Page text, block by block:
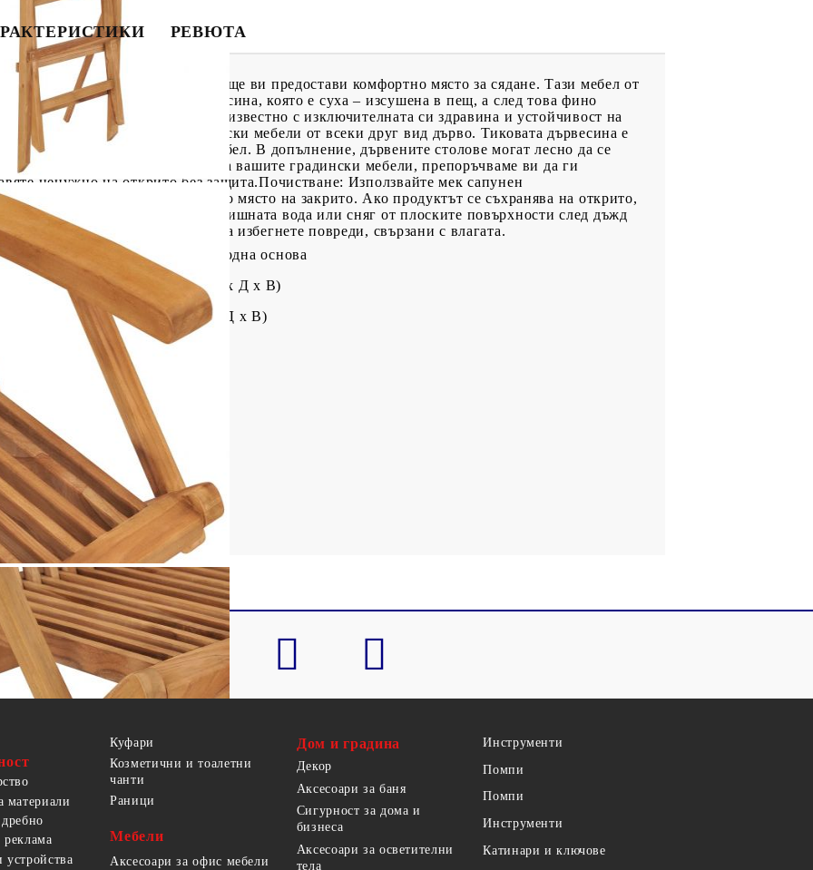
РЕВЮТА
семпъл, но елегантен дизайн ще ви предостави комфортно място за сядане. Тази мебел от
тикова твърда дървесина, която е суха – изсушена в пещ, а след това фино
гладък вид. Тиковото дърво е известно с изключителната си здравина и устойчивост на
далеч по-подходящо за градински мебели от всеки друг вид дърво. Тиковата дървесина е
дълготрайна градинска мебел. В допълнение, дървените столове могат лесно да се
За да удължите живота на вашите градински мебели, препоръчваме ви да ги
ненужно на открито без защита.Почистване: Използвайте мек сапунен
съхранявайте на хладно и сухо място на закрито. Ако продуктът се съхранява на открито,
Избършете и изсушете излишната вода или сняг от плоските повърхности след дъжд
циркулация на въздуха, за да избегнете повреди, свързани с влагата.
тиково дърво с финиш на водна основа
положение): 56 x 62 x 90 см (Ш х Д х В)
56 x 9 x 109 см (Ш х Д х В)
66 см
материали
Куфари
Козметични и тоалетни
чанти
Раници
Мебели
Аксесоари за офис мебели
Дом и градина
Декор
Аксесоари за баня
Сигурност за дома и
бизнеса
Аксесоари за осветителни
тела
Инструменти
Помпи
Помпи
Инструменти
Катинари и ключове